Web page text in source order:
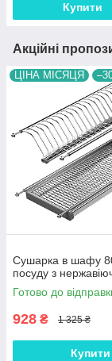
Купити
Акційні
ЦІНА МІСЯЦЯ
Сушарка в шафу
посуду з
Готово до
928 ₴ 1 325 ₴
Купити